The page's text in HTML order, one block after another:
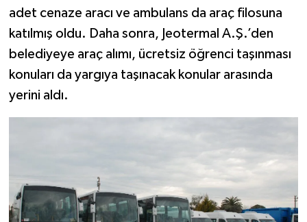
adet cenaze aracı ve ambulans da araç filosuna
katılmış oldu. Daha sonra, Jeotermal A.Ş.’den
belediyeye araç alımı, ücretsiz öğrenci taşınması
konuları da yargıya taşınacak konular arasında
yerini aldı.